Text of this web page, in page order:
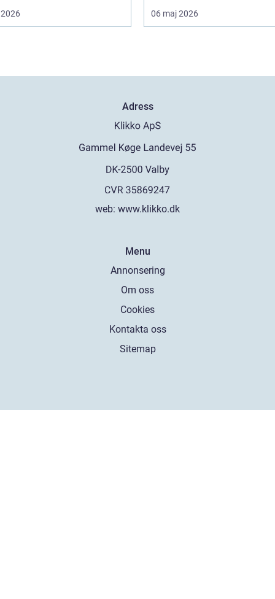
06 maj 2026
Adress
web: www.klikko.dk
Menu
Annonsering
Om oss
Cookies
Kontakta oss
Sitemap